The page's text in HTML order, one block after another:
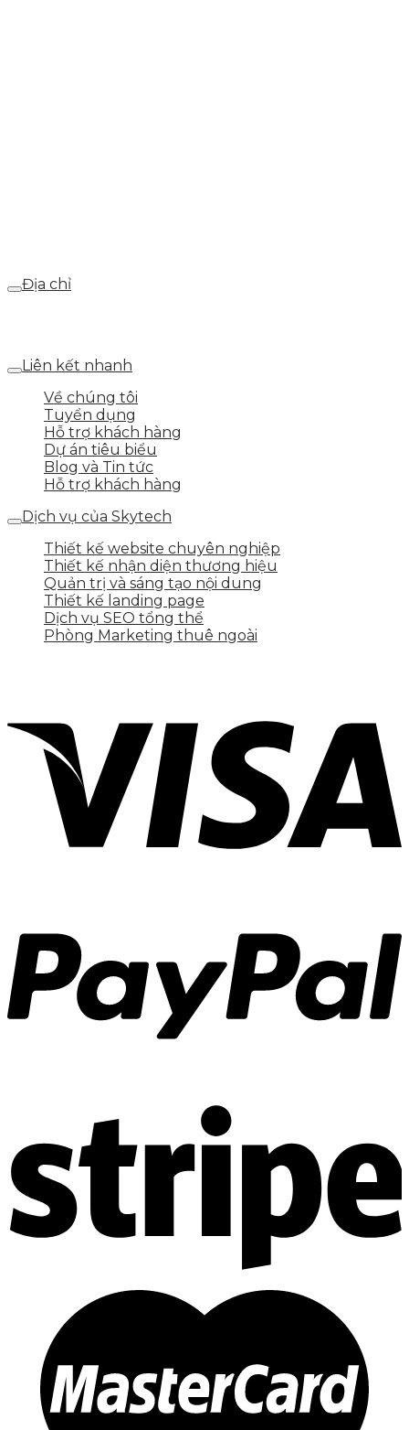
Địa chỉ
Liên kết nhanh
Về chúng tôi
Tuyển dụng
Hỗ trợ khách hàng
Dự án tiêu biểu
Blog và Tin tức
Hỗ trợ khách hàng
Dịch vụ của Skytech
Thiết kế website chuyên nghiệp
Thiết kế nhận diện thương hiệu
Quản trị và sáng tạo nội dung
Thiết kế landing page
Dịch vụ SEO tổng thể
Phòng Marketing thuê ngoài